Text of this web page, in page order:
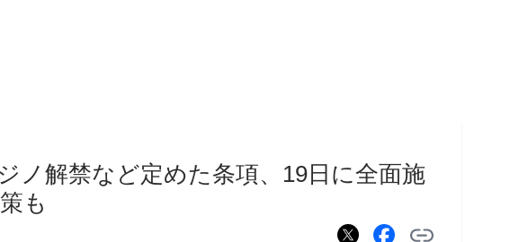
ノ解禁など定めた条項、19日に全面施
も